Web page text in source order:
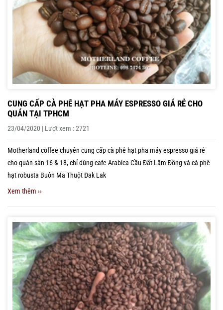
CUNG CẤP CÀ PHÊ HẠT PHA MÁY ESPRESSO GIÁ RẺ CHO
QUÁN TẠI TPHCM
23/04/2020 | Lượt xem : 2721
Motherland coffee chuyên cung cấp cà phê hạt pha máy espresso giá rẻ
cho quán sàn 16 & 18, chỉ dùng cafe Arabica Cầu Đất Lâm Đồng và cà phê
hạt robusta Buôn Ma Thuột Đak Lak
Xem thêm ››